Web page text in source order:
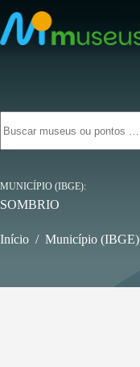
para
o
conteúdo
resultados
MUNICÍPIO (IBGE)
SOMBRIO
Início / Município (IBGE)